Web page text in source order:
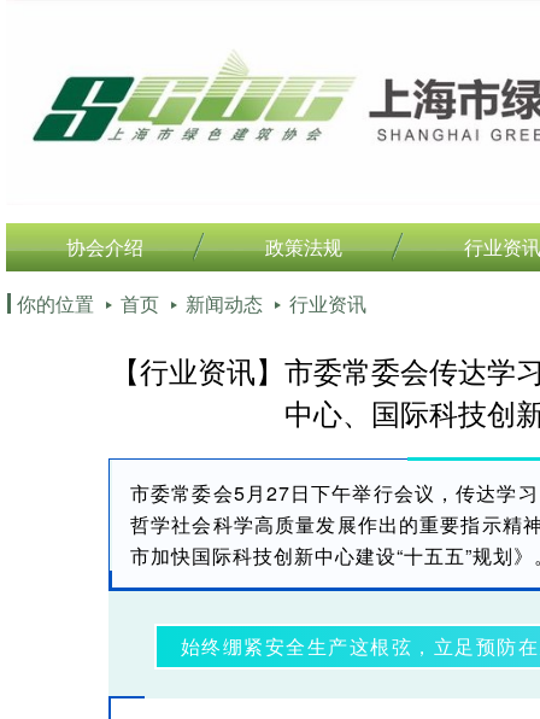
协会介绍 政策法规 行业资
你的位置 首页 新闻动态 行业资讯
【行业资讯】市委常委会传达
中心、国际科技创
市委常委会5月27日下午举行会议，传达学
哲学社会科学高质量发展作出的重要指示精
市加快国际科技创新中心建设“十五五”规划
始终绷紧安全生产这根弦，立足预防